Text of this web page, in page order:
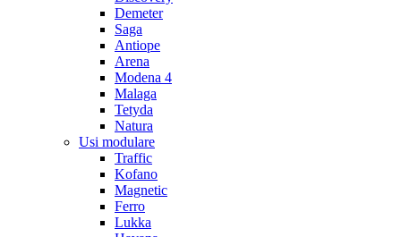
Demeter
Saga
Antiope
Arena
Modena 4
Malaga
Tetyda
Natura
Usi modulare
Traffic
Kofano
Magnetic
Ferro
Lukka